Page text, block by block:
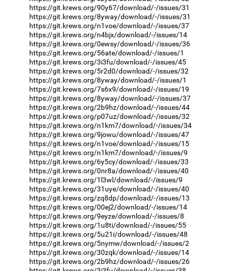
https://git.krews.org/90y67/download/-/issues/31
https://git.krews.org/8yway/download/-/issues/31
https://git.krews.org/n1voe/download/-/issues/37
https://git.krews.org/n4bjx/download/-/issues/14
https://git.krews.org/0ewsy/download/-/issues/36
https://git.krews.org/56ate/download/-/issues/1
https://git.krews.org/3i3fu/download/-/issues/45
https://git.krews.org/5r2d0/download/-/issues/32
https://git.krews.org/8yway/download/-/issues/1
https://git.krews.org/7s6x9/download/-/issues/19
https://git.krews.org/8yway/download/-/issues/37
https://git.krews.org/2b9hz/download/-/issues/44
https://git.krews.org/p07uz/download/-/issues/32
https://git.krews.org/n1km7/download/-/issues/34
https://git.krews.org/9jowu/download/-/issues/47
https://git.krews.org/n1voe/download/-/issues/15
https://git.krews.org/n1km7/download/-/issues/9
https://git.krews.org/6y5cy/download/-/issues/33
https://git.krews.org/0nr8a/download/-/issues/40
https://git.krews.org/1l3wl/download/-/issues/9
https://git.krews.org/31uye/download/-/issues/40
https://git.krews.org/zq8dp/download/-/issues/13
https://git.krews.org/00ej2/download/-/issues/14
https://git.krews.org/9eyze/download/-/issues/8
https://git.krews.org/1u8ti/download/-/issues/55
https://git.krews.org/5u21i/download/-/issues/48
https://git.krews.org/5nymw/download/-/issues/2
https://git.krews.org/30zqk/download/-/issues/14
https://git.krews.org/2b9hz/download/-/issues/26